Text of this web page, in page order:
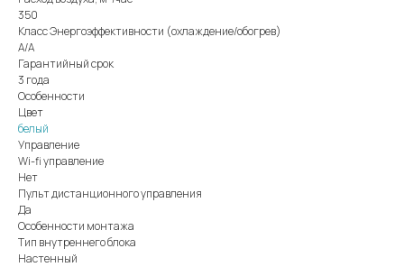
350
Класс Энергоэффективности (охлаждение/обогрев)
A/A
Гарантийный срок
3 года
Особенности
Цвет
белый
Управление
Wi-fi управление
Нет
Пульт дистанционного управления
Да
Особенности монтажа
Тип внутреннего блока
Настенный